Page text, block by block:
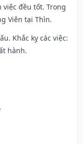
việc đều tốt. Trong
Viên tại Thìn.
Khắc kỵ các việc:
hành.